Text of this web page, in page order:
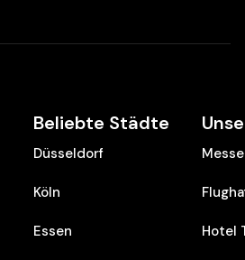
Beliebte Städte
Düsseldorf
Köln
Essen Hotel